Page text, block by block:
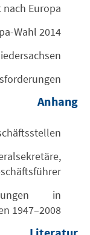
Europa
Wahl 2014
Anhang
in
1947–2008